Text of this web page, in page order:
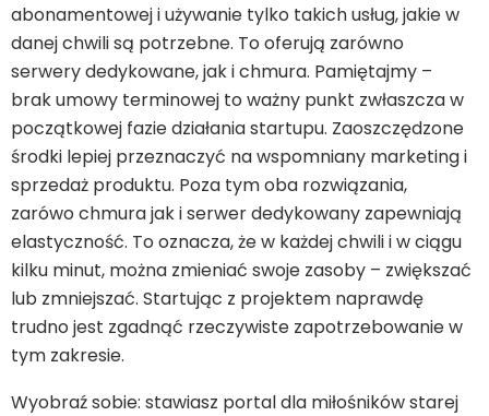
abonamentowej i używanie tylko takich usług, jakie w
danej chwili są potrzebne. To oferują zarówno
serwery dedykowane, jak i chmura. Pamiętajmy –
brak umowy terminowej to ważny punkt zwłaszcza w
początkowej fazie działania startupu. Zaoszczędzone
środki lepiej przeznaczyć na wspomniany marketing i
sprzedaż produktu. Poza tym oba rozwiązania,
zarówo chmura jak i serwer dedykowany zapewniają
elastyczność. To oznacza, że w każdej chwili i w ciągu
kilku minut, można zmieniać swoje zasoby – zwiększać
lub zmniejszać. Startując z projektem naprawdę
trudno jest zgadnąć rzeczywiste zapotrzebowanie w
tym zakresie.
Wyobraź sobie: stawiasz portal dla miłośników starej